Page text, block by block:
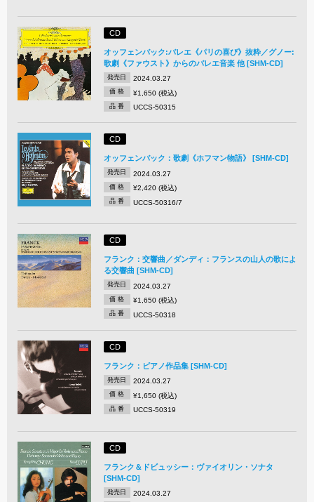
CD
オッフェンバック:バレエ《パリの喜び》抜粋／グノー:
歌劇《ファウスト》からのバレエ音楽 他 [SHM-CD]
発売日 2024.03.27
価 格 ¥1,650 (税込)
品 番 UCCS-50315
CD
オッフェンバック：歌劇《ホフマン物語》 [SHM-CD]
発売日 2024.03.27
価 格 ¥2,420 (税込)
品 番 UCCS-50316/7
CD
フランク：交響曲／ダンディ：フランスの山人の歌によ
る交響曲 [SHM-CD]
発売日 2024.03.27
価 格 ¥1,650 (税込)
品 番 UCCS-50318
CD
フランク：ピアノ作品集 [SHM-CD]
発売日 2024.03.27
価 格 ¥1,650 (税込)
品 番 UCCS-50319
CD
フランク＆ドビュッシー：ヴァイオリン・ソナタ
[SHM-CD]
発売日 2024.03.27